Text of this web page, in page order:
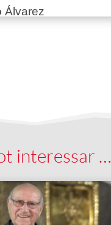
Álvarez
interessar …